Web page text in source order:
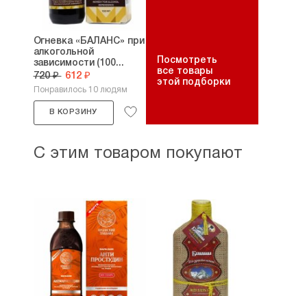
Огневка «БАЛАНС» при
алкогольной
зависимости (100...
720 ₽ 612 ₽
Понравилось 10 людям
В КОРЗИНУ
Посмотреть
все товары
этой подборки
С этим товаром покупают